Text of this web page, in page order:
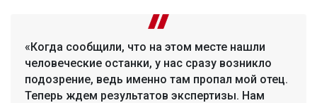
«Когда сообщили, что на этом месте нашли
человеческие останки, у нас сразу возникло
подозрение, ведь именно там пропал мой отец.
Теперь ждем результатов экспертизы. Нам